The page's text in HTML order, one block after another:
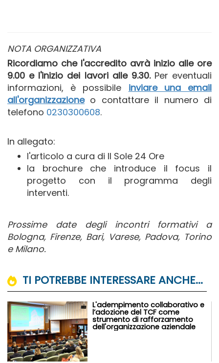
NOTA ORGANIZZATIVA
Ricordiamo che l'accredito avrà inizio alle ore
9.00 e l'inizio dei lavori alle 9.30. Per eventuali
informazioni, è possibile inviare una email
all'organizzazioneo contattare il numero di
telefono 0230300608.
In allegato:
l'articolo a cura di Il Sole 24 Ore
la brochure che introduce il focus il
progetto con il programma degli
interventi.
Prossime date degli incontri formativi a
Bologna, Firenze, Bari, Varese, Padova, Torino
e Milano.
TI POTREBBE INTERESSARE ANCHE...
L'adempimento collaborativo e
l’adozione del TCF come
strumento di rafforzamento
dell'organizzazione aziendale